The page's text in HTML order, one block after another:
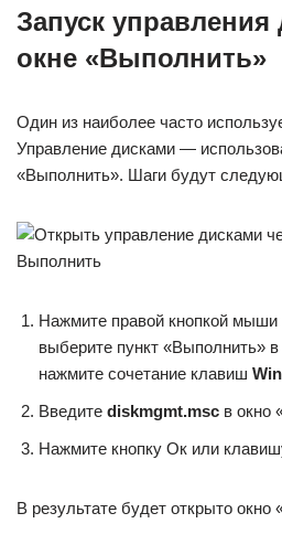
Запуск управления
окне «Выполнить»
Один из наиболее часто
Управление дисками —
«Выполнить». Шаги будут
Нажмите правой кнопкой мыши
выберите пункт «Выполнить»
нажмите сочетание клавиш
Введите diskmgmt.msc в окно
Нажмите кнопку Ок или
В результате будет открыто окно